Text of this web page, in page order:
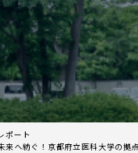
ポート
へ紡ぐ！京都府立医科大学の拠